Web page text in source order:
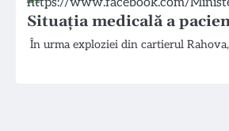
Situația medicală a
În urma exploziei din cartierul